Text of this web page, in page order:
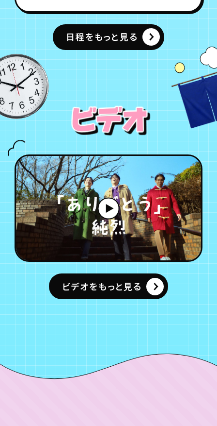
日程をもっと見る
ビデオ
ビデオをもっと見る